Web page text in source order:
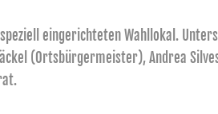
eingerichteten Wahllokal.
(Ortsbürgermeister), Andrea